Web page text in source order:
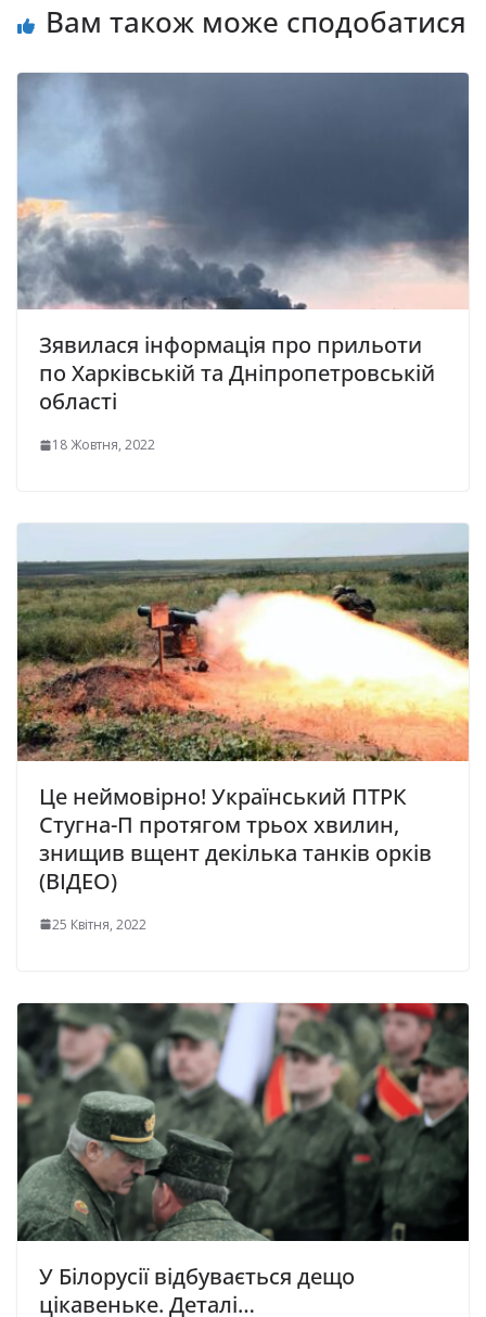
Вам також може сподобатися
Зявилася інформація про прильоти
по Харківській та Дніпропетровській
області
18 Жовтня, 2022
Це неймовірно! Український ПТРК
Стугна-П протягом трьох хвилин,
знищив вщент декілька танків орків
(ВІДЕО)
25 Квітня, 2022
У Білорусії відбувається дещо
цікавеньке. Деталі…